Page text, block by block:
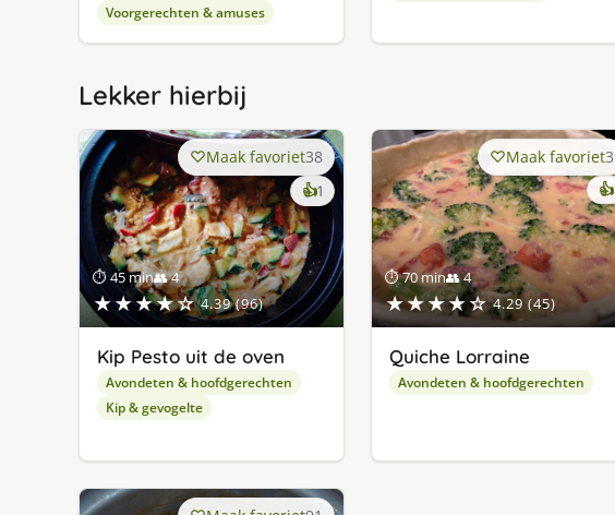
Voorgerechten & amuses
Lekker hierbij
⏱ 45 min👥 4
★★★★☆ 4.39 (96)
Maak favoriet38
👍1keer
lekker
gevonden
Kip Pesto uit de oven
Avondeten & hoofdgerechten
Kip & gevogelte
⏱ 70 min👥 4
★★★★☆ 4.29 (45)
Maak favoriet3
👍
Quiche Lorraine
Avondeten & hoofdgerechten